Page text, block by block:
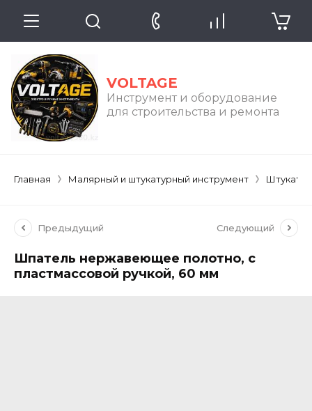
VOLTAGE
Инструмент и оборудование
для строительства и ремонта
Главная Малярный и штукатурный инструмент
Предыдущий Следующий
Шпатель нержавеющее полотно, с
пластмассовой ручкой, 60 мм